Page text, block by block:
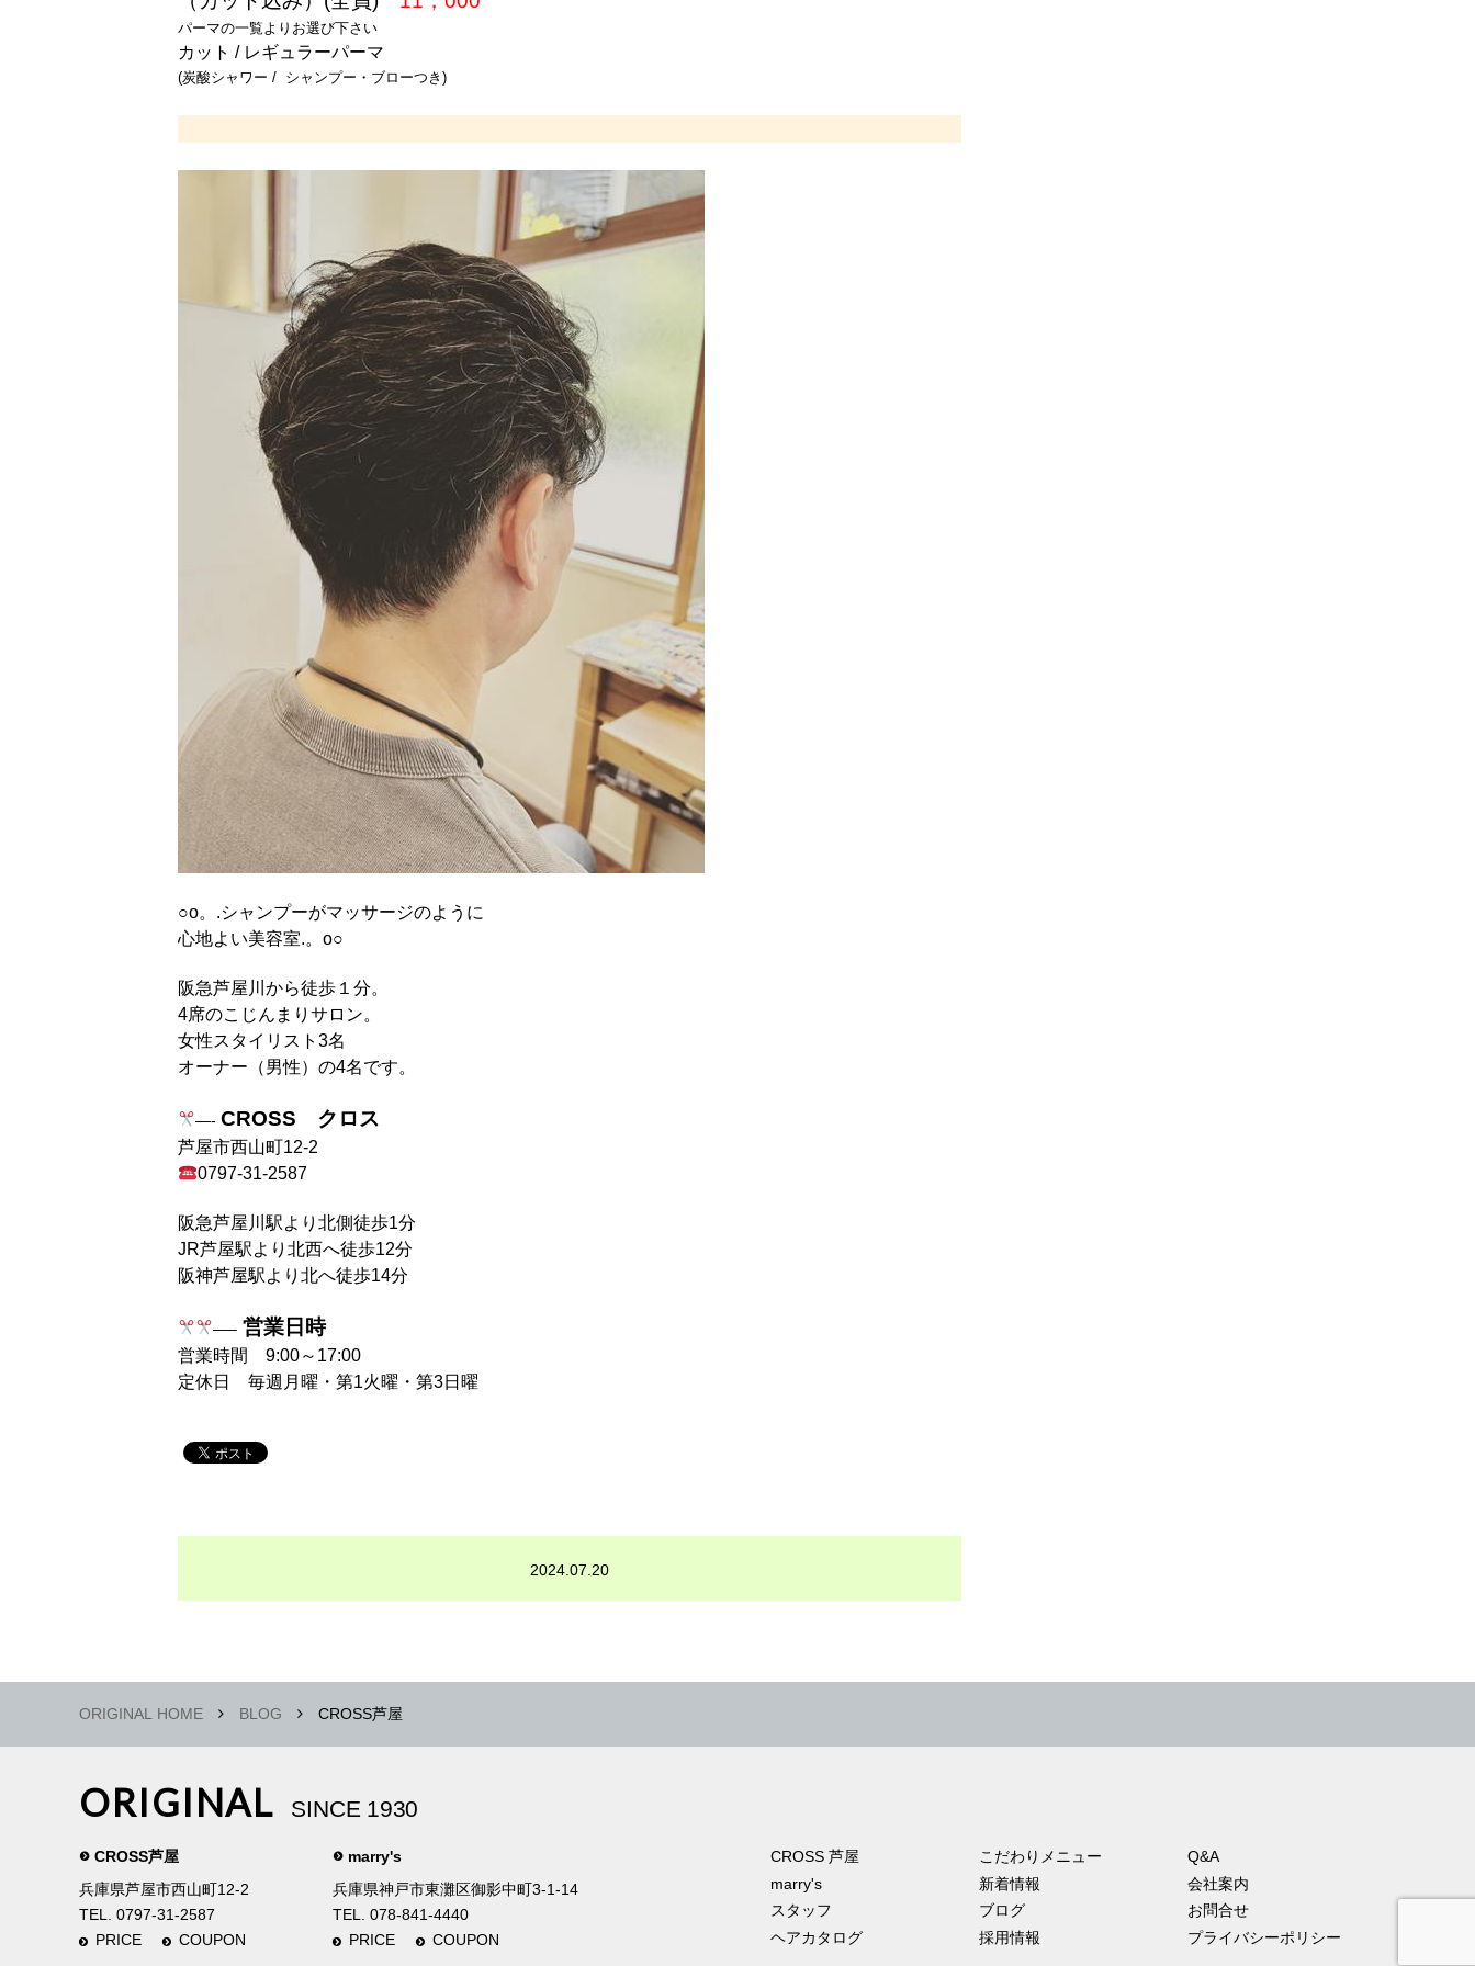
パーマの一覧より お選び下さい
カット / レギュラーパーマ
(炭酸シャワー / シャンプー・ブローつき)
○o。.シャンプーがマッサージのように
心地よい美容室.。o○
阪急芦屋川から徒歩１分。
4席のこじんまりサロン。
女性スタイリスト3名
オーナー（男性）の4名です。
—- CROSS クロス
芦屋市西山町12-2
0797-31-2587
阪急芦屋川駅より北側徒歩1分
JR芦屋駅より北西へ徒歩12分
阪神芦屋駅より北へ徒歩14分⠀
—–営業日時
営業時間 9:00～17:00
定休日 毎週月曜・第1火曜・第3日曜
2024.07.20
ORIGINAL HOME BLOG CROSS芦屋
ORIGINAL SINCE 1930
CROSS芦屋
兵庫県芦屋市西山町12-2
TEL. 0797-31-2587
PRICE
COUPON
marry's
兵庫県神戸市東灘区御影中町3-1-14
TEL. 078-841-4440
PRICE
COUPON
CROSS 芦屋
marry's
スタッフ
ヘアカタログ
こだわりメニュー
新着情報
ブログ
採用情報
Q&A
会社案内
お問合せ
プライバシーポリシー